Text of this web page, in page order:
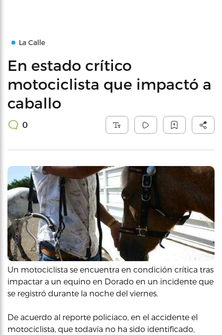
La Calle
En estado crítico
motociclista que impactó a
caballo
0
Un motociclista se encuentra en condición crítica tras
impactar a un equino en Dorado en un incidente que
se registró durante la noche del viernes.
De acuerdo al reporte policiaco, en el accidente el
motociclista, que todavía no ha sido identificado,